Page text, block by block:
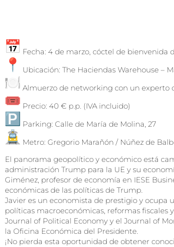
Fecha: 4 de marzo, cóctel de bienvenida
Ubicación: The Haciendas Warehouse –
Almuerzo de networking con un experto
Precio: 40 € p.p. (IVA incluido)
Parking: Calle de María de Molina, 27
Metro: Gregorio Marañón / Núñez de
El panorama geopolítico y económico está
administración Trump para la UE y su
Giménez, profesor de economía en IESE
económicas de las políticas de Trump.
Javier es un economista de prestigio y ocupa
políticas macroeconómicas, reformas fiscales
Journal of Political Economy y el Journal of
la Oficina Económica del Presidente.
¡No pierda esta oportunidad de obtener